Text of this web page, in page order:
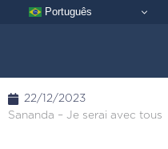
Português
22/12/2023
Sananda – Je serai avec tous